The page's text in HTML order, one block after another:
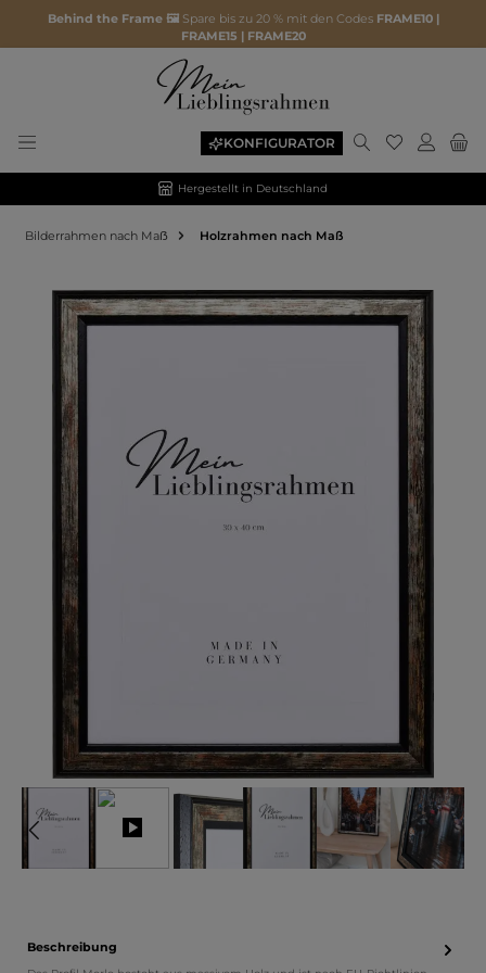
Behind the Frame 🖼️ Spare bis zu 20 % mit den Codes FRAME10 |
FRAME15 | FRAME20
KONFIGURATOR
Hergestellt in Deutschland
Bilderrahmen nach Maẞ Holzrahmen nach Maß
Bildergalerie überspringen
Beschreibung